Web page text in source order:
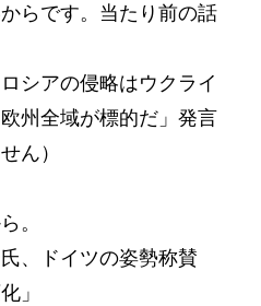
らです。当たり前の話
シアの侵略はウクライ
州全域が標的だ」発言
ん）
。
、ドイツの姿勢称賛
」